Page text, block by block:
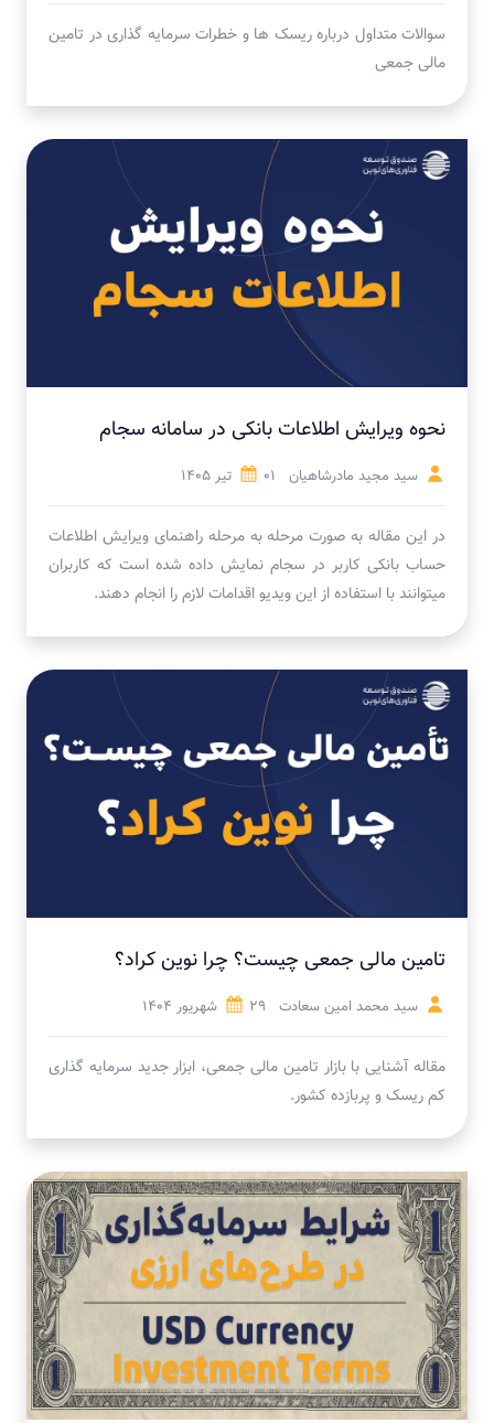
سوالات متداول درباره ریسک ها و خطرات سرمایه گذاری در تامین
مالی جمعی
نحوه ویرایش اطلاعات بانکی در سامانه سجام
سید مجید مادرشاهیان 01 تیر 1405
در این مقاله به صورت مرحله به مرحله راهنمای ویرایش اطلاعات
حساب بانکی کاربر در سجام نمایش داده شده است که کاربران
میتوانند با استفاده از این ویدیو اقدامات لازم را انجام دهند.
تامین مالی جمعی چیست؟ چرا نوین کراد؟
سید محمد امین سعادت 29 شهریور 1404
مقاله آشنایی با بازار تامین مالی جمعی، ابزار جدید سرمایه گذاری
کم ریسک و پربازده کشور.